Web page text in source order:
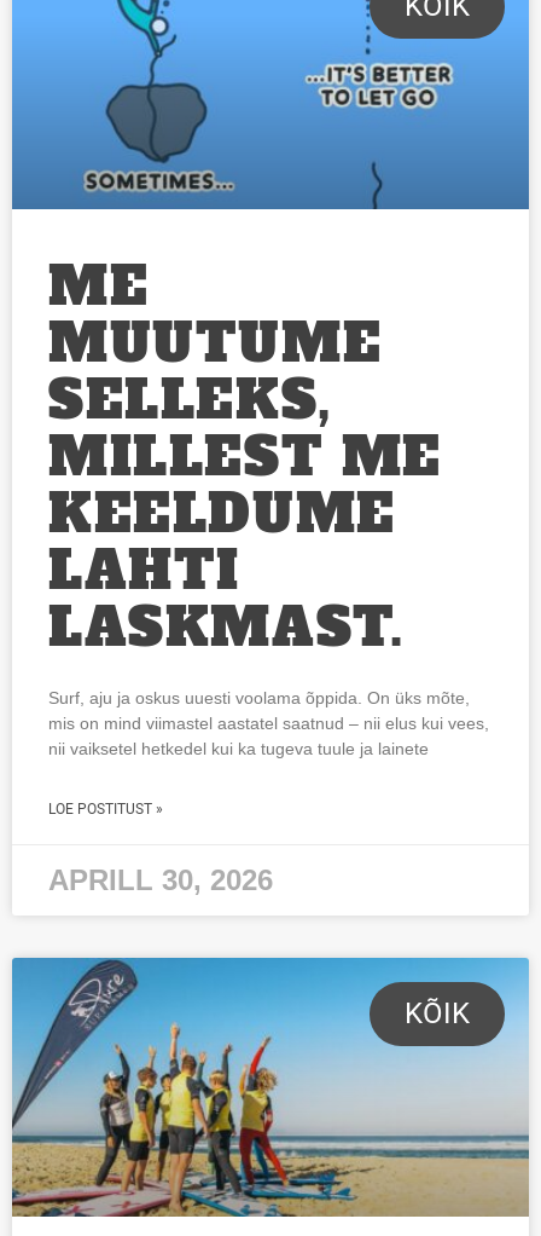
ME
MUUTUME
SELLEKS,
MILLEST ME
KEELDUME
LAHTI
LASKMAST.
Surf, aju ja oskus uuesti voolama õppida. On üks mõte,
mis on mind viimastel aastatel saatnud – nii elus kui vees,
nii vaiksetel hetkedel kui ka tugeva tuule ja lainete
LOE POSTITUST »
APRILL 30, 2026
KÕIK